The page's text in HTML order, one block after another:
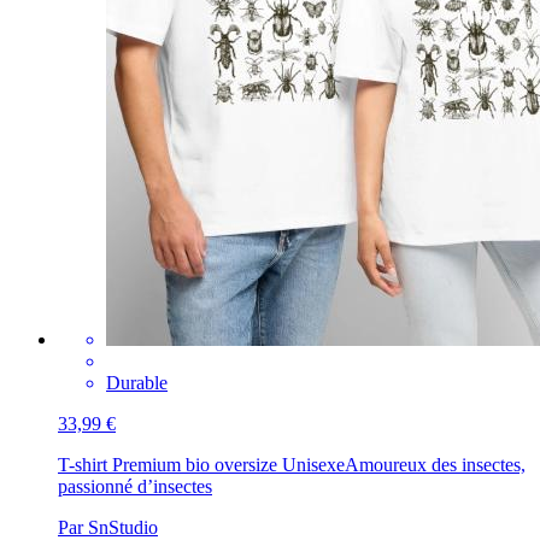
Durable
33,99 €
T-shirt Premium bio oversize UnisexeAmoureux des insectes,
passionné d’insectes
Par SnStudio